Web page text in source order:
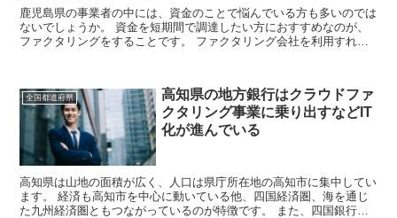
鹿児島県の事業者の中には、資金のことで悩んでいる方も多いのでは
ないでしょうか。 資金を短期間で調達したい方におすすめなのが、
ファクタリングをすることです。 ファクタリング会社を利用すれ
全国都道府県
高知県の地方銀行はクラウドファ
クタリング事業に乗り出すなどIT
化が進んでいる
高知県は山地の面積が広く、人口は県庁所在地の高知市に集中してい
ます。 経済も高知市を中心に動いている他、四国経済圏、海を通じ
た九州経済圏ともつながっているのが特徴です。 また、四国銀行が